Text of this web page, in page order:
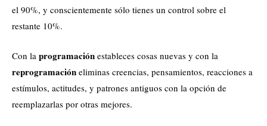
el 90%, y conscientemente sólo tienes un control sobre el
restante 10%.
Con la programación estableces cosas nuevas y con la
reprogramación eliminas creencias, pensamientos, reacciones a
estímulos, actitudes, y patrones antiguos con la opción de
reemplazarlas por otras mejores.